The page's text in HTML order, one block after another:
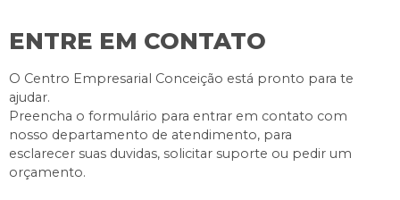
ENTRE EM CONTATO
O Centro Empresarial Conceição está pronto para te
ajudar.
Preencha o formulário para entrar em contato com
nosso departamento de atendimento, para
esclarecer suas duvidas, solicitar suporte ou pedir um
orçamento.